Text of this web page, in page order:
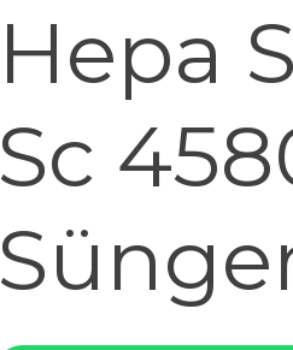
Hepa
Sc